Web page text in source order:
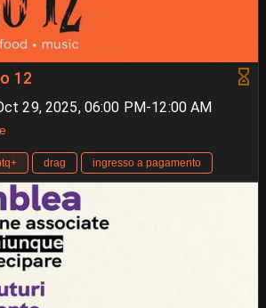
12
29, 2025, 06:00 PM-12:00 AM
drag ingresso a pagamento